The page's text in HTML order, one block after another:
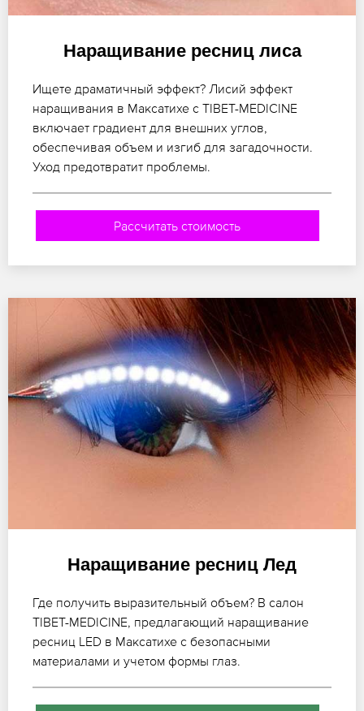
Наращивание ресниц лиса
Ищете драматичный эффект? Лисий эффект
наращивания в Максатихе с TIBET-MEDICINE
включает градиент для внешних углов,
обеспечивая объем и изгиб для загадочности.
Уход предотвратит проблемы.
Рассчитать стоимость
Наращивание ресниц Лед
Где получить выразительный объем? В салон
TIBET-MEDICINE, предлагающий наращивание
ресниц LED в Максатихе с безопасными
материалами и учетом формы глаз.